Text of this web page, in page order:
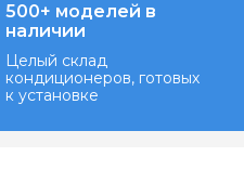
500+ моделей в
наличии
Целый склад
кондиционеров, готовых
к установке